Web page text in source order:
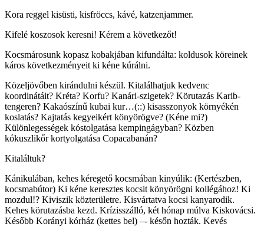
Kora reggel kisüsti, kisfröccs, kávé, katzenjammer.
Kifelé koszosok keresni! Kérem a következőt!
Kocsmárosunk kopasz kobakjában kifundálta: koldusok köreinek
káros következményeit ki kéne kúrálni.
Közeljövőben kirándulni készül. Kitalálhatjuk kedvenc
koordinátáit? Kréta? Korfu? Kanári-szigetek? Körutazás Karib-
tengeren? Kakaószínű kubai kur…(::) kisasszonyok környékén
koslatás? Kajtatás kegyeikért könyörögve? (Kéne mi?)
Különlegességek kóstolgatása kempingágyban? Közben
kókuszlikőr kortyolgatása Copacabanán?
Kitaláltuk?
Kánikulában, kehes kéregető kocsmában kinyúlik: (Kertészben,
kocsmabútor) Ki kéne keresztes kocsit könyörögni kollégához! Ki
mozdul!? Kiviszik közterületre. Kisvártatva kocsi kanyarodik.
Kehes körutazásba kezd. Krízisszálló, két hónap múlva Kiskovácsi.
Később Korányi kórház (kettes bel) –- későn hozták. Kevés